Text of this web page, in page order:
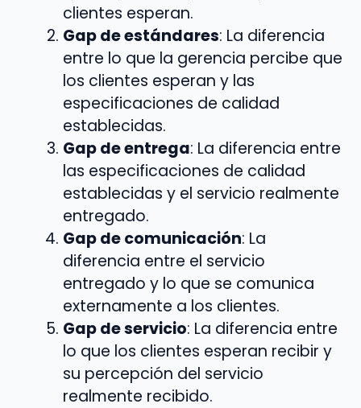
clientes esperan.
Gap de estándares: La diferencia
entre lo que la gerencia percibe que
los clientes esperan y las
especificaciones de calidad
establecidas.
Gap de entrega: La diferencia entre
las especificaciones de calidad
establecidas y el servicio realmente
entregado.
Gap de comunicación: La
diferencia entre el servicio
entregado y lo que se comunica
externamente a los clientes.
Gap de servicio: La diferencia entre
lo que los clientes esperan recibir y
su percepción del servicio
realmente recibido.